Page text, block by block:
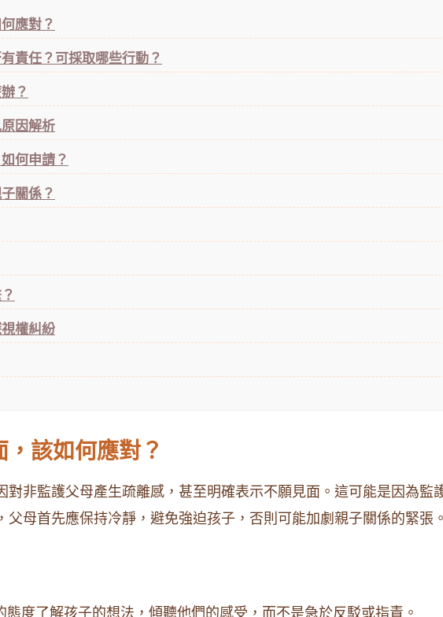
應對？
責任？可採取哪些行動？
？
因解析
何申請？
關係？
權糾紛
該如何應對？
對非監護父母產生疏離感，甚至明確表示不願見面。這可能是因為
父母首先應保持冷靜，避免強迫孩子，否則可能加劇親子關係的緊張
度了解孩子的想法，傾聽他們的感受，而不是急於反駁或指責。